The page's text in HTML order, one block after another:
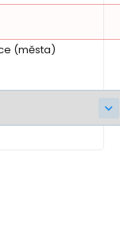
(města)